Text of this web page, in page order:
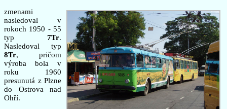
zmenami
nasledoval v
rokoch 1950 - 55
typ 7Tr.
Nasledoval typ
8Tr, pričom
výroba bola v
roku 1960
presunutá z Plzne
do Ostrova nad
Ohří.